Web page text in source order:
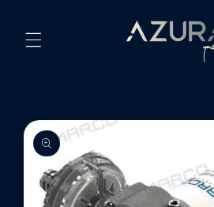
al contenido
directamente
a la
información
del producto